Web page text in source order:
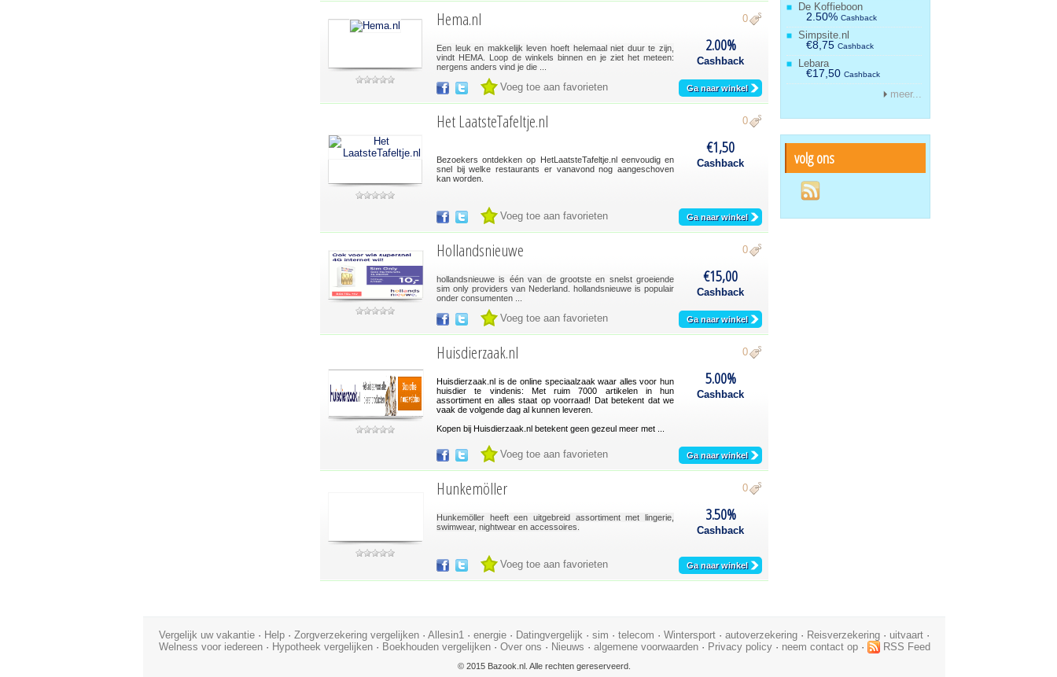
Hema.nl 0
Een leuk en makkelijk leven hoeft helemaal niet duur te zijn,
vindt HEMA. Loop de winkels binnen en je ziet het meteen:
nergens anders vind je die ...
2.00%
Cashback
Voeg toe aan favorieten Ga naar winkel
Het LaatsteTafeltje.nl 0
Bezoekers ontdekken op HetLaatsteTafeltje.nl eenvoudig en
snel bij welke restaurants er vanavond nog aangeschoven
kan worden.
€1,50
Cashback
Voeg toe aan favorieten Ga naar winkel
Hollandsnieuwe 0
hollandsnieuwe is één van de grootste en snelst groeiende
sim only providers van Nederland. hollandsnieuwe is populair
onder consumenten ...
€15,00
Cashback
Voeg toe aan favorieten Ga naar winkel
Huisdierzaak.nl 0
Huisdierzaak.nl is de online speciaalzaak waar alles voor hun
huisdier te vindenis: Met ruim 7000 artikelen in hun
assortiment en alles staat op voorraad! Dat betekent dat we
vaak de volgende dag al kunnen leveren.
Kopen bij Huisdierzaak.nl betekent geen gezeul meer met ...
5.00%
Cashback
Voeg toe aan favorieten Ga naar winkel
Hunkemöller 0
Hunkemöller heeft een uitgebreid assortiment met lingerie,
swimwear, nightwear en accessoires.
3.50%
Cashback
Voeg toe aan favorieten Ga naar winkel
De Koffieboon
2.50% Cashback
Simpsite.nl
€8,75 Cashback
Lebara
€17,50 Cashback
meer...
volg ons
Vergelijk uw vakantie · Help · Zorgverzekering vergelijken · Allesin1 · energie · Datingvergelijk · sim · telecom · Wintersport · autoverzekering · Reisverzekering · uitvaart ·
Welness voor iedereen· Hypotheek vergelijken· Boekhouden vergelijken· Over ons · Nieuws · algemene voorwaarden· Privacy policy· neem contact op· RSS Feed
© 2015 Bazook.nl. Alle rechten gereserveerd.